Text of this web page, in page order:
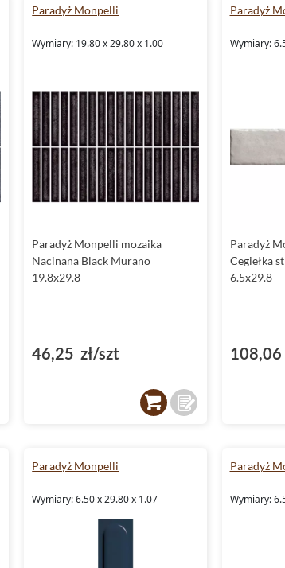
Paradyż Monpelli
Wymiary: 19.80 x 29.80 x 1.00
Paradyż Monpelli mozaika
Nacinana Black Murano
19.8x29.8
46,25 zł/szt
Paradyż
Wymiary:
Paradyż
Cegiełka
6.5x29.8
108,06
Paradyż Monpelli
Wymiary: 6.50 x 29.80 x 1.07
Paradyż
Wymiary: